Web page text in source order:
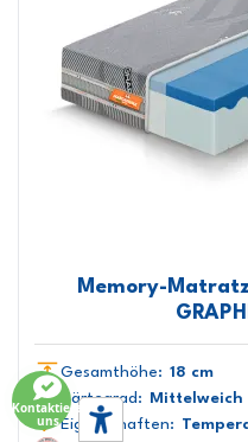
Memory-
Gesamthöhe: 18 cm
Härtegrad:
Mittelweich
Eigenschaften:
Kontaktiere
uns